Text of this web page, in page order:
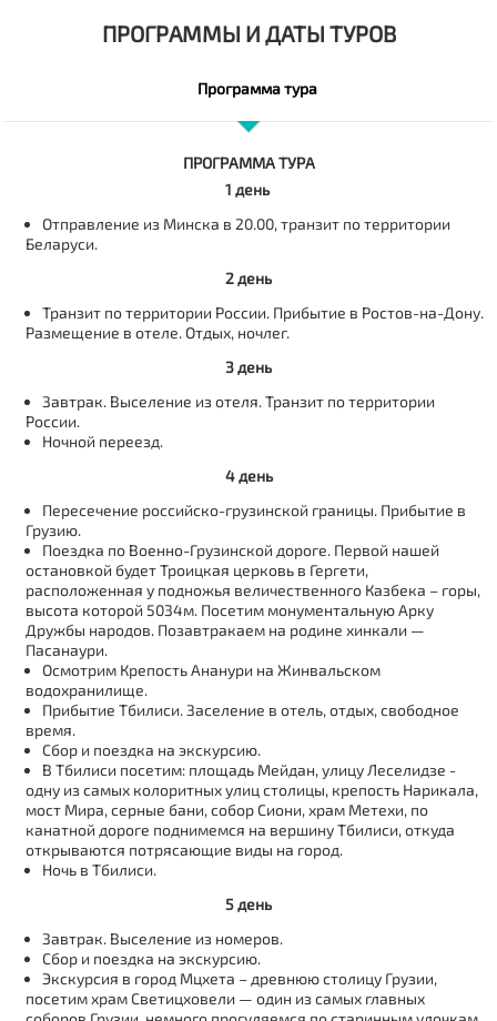
ПРОГРАММЫ И ДАТЫ ТУРОВ
Программа тура
ПРОГРАММА ТУРА
1 день
Отправление из Минска в 20.00, транзит по территории
Беларуси.
2 день
Транзит по территории России. Прибытие в Ростов-на-Дону.
Размещение в отеле. Отдых, ночлег.
3 день
Завтрак. Выселение из отеля. Транзит по территории
России.
Ночной переезд.
4 день
Пересечение российско-грузинской границы. Прибытие в
Грузию.
Поездка по Военно-Грузинской дороге. Первой нашей
остановкой будет Троицкая церковь в Гергети,
расположенная у подножья величественного Казбека – горы,
высота которой 5034м. Посетим монументальную Арку
Дружбы народов. Позавтракаем на родине хинкали —
Пасанаури.
Осмотрим Крепость Ананури на Жинвальском
водохранилище.
Прибытие Тбилиси. Заселение в отель, отдых, свободное
время.
Сбор и поездка на экскурсию.
В Тбилиси посетим: площадь Мейдан, улицу Леселидзе -
одну из самых колоритных улиц столицы, крепость Нарикала,
мост Мира, серные бани, собор Сиони, храм Метехи, по
канатной дороге поднимемся на вершину Тбилиси, откуда
открываются потрясающие виды на город.
Ночь в Тбилиси.
5 день
Завтрак. Выселение из номеров.
Сбор и поездка на экскурсию.
Экскурсия в город Мцхета – древнюю столицу Грузии,
посетим храм Светицховели — один из самых главных